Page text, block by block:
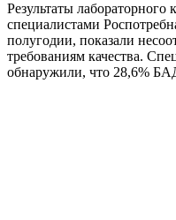
Результаты
специалистами
полугодии, показали
требованиям качества.
обнаружили, что 28,6%